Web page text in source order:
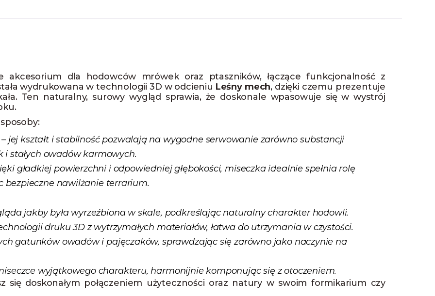
dla hodowców mrówek oraz ptaszników, łączące funkcjonalność z
wydrukowana w technologii 3D w odcieniu Leśny mech, dzięki czemu prezentuje
Ten naturalny, surowy wygląd sprawia, że doskonale wpasowuje się w wystrój
jej kształt i stabilność pozwalają na wygodne serwowanie zarówno substancji
i stałych owadów karmowych.
gładkiej powierzchni i odpowiedniej głębokości, miseczka idealnie spełnia rolę
bezpieczne nawilżanie terrarium.
jakby była wyrzeźbiona w skale, podkreślając naturalny charakter hodowli.
druku 3D z wytrzymałych materiałów, łatwa do utrzymania w czystości.
gatunków owadów i pajęczaków, sprawdzając się zarówno jako naczynie na
wyjątkowego charakteru, harmonijnie komponując się z otoczeniem.
się doskonałym połączeniem użyteczności oraz natury w swoim formikarium czy